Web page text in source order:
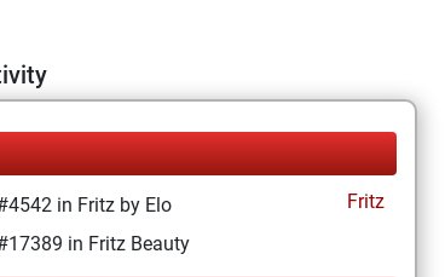
in Fritz by Elo
Fritz
in Fritz Beauty